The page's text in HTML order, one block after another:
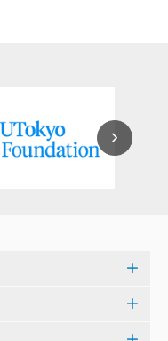
学動物医療センタ
<ひらけ！赤門プロ